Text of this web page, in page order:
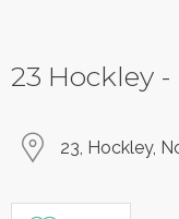
23 Hockley
23, Hockley,